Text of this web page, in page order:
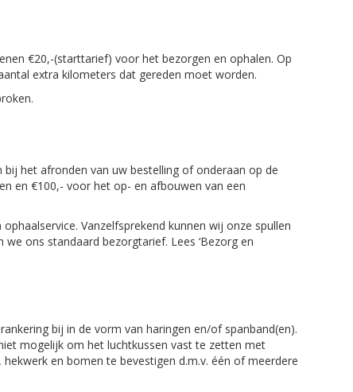
€20,-(starttarief) voor het bezorgen en ophalen. Op
extra kilometers dat gereden moet worden.
het afronden van uw bestelling of onderaan op de
en €100,- voor het op- en afbouwen van een
Vanzelfsprekend kunnen wij onze spullen
ons standaard bezorgtarief. Lees ‘Bezorg en
bij in de vorm van haringen en/of spanband(en).
mogelijk om het luchtkussen vast te zetten met
en bomen te bevestigen d.m.v. één of meerdere